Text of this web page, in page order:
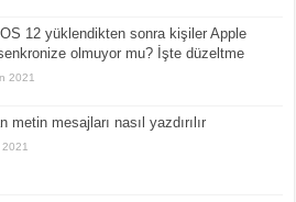
12 yüklendikten sonra kişiler Apple
olmuyor mu? İşte düzeltme
2021
metin mesajları nasıl yazdırılır